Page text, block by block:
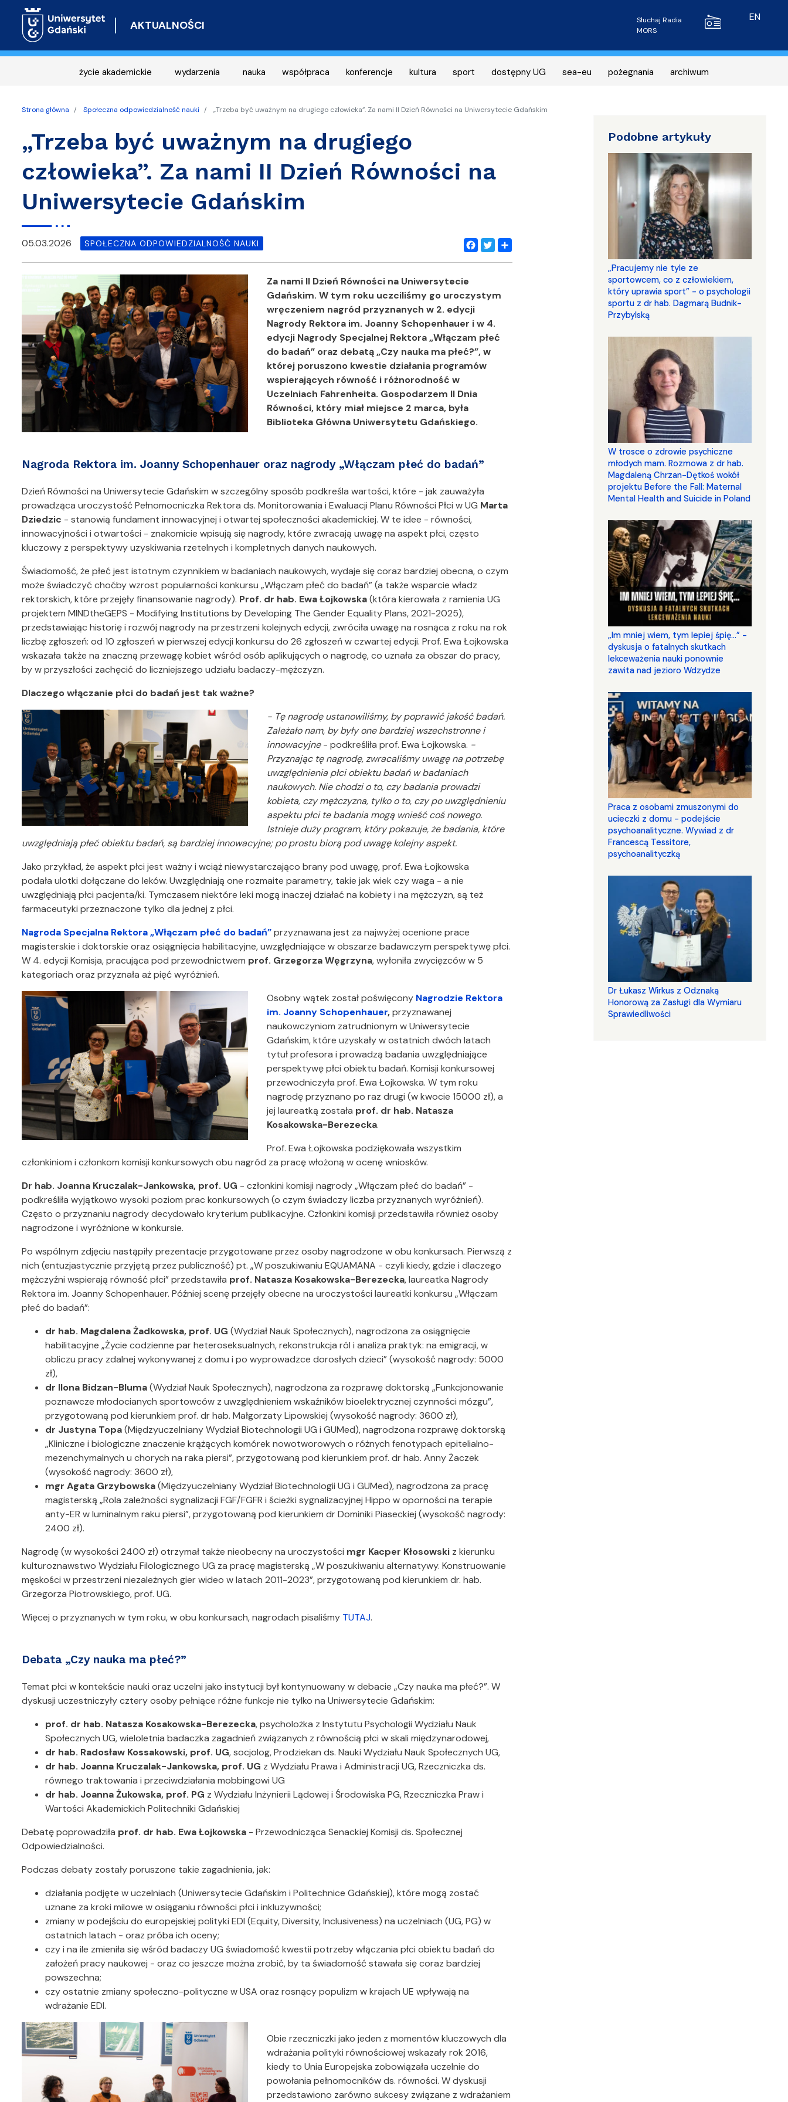
AKTUALNOŚCI Radio MORS
Słuchaj Radia
MORS
EN
życie akademickie wydarzenia nauka współpraca konferencje kultura sport dostępny UG sea-eu pożegnania archiwum
Strona główna Społeczna odpowiedzialność nauki „Trzeba być uważnym na drugiego człowieka”. Za nami II Dzień Równości na Uniwersytecie Gdańskim
„Trzeba być uważnym na drugiego
człowieka”. Za nami II Dzień Równości na
Uniwersytecie Gdańskim
Facebook
Twitter
Share
05.03.2026 SPOŁECZNA ODPOWIEDZIALNOŚĆ NAUKI
Za nami II Dzień Równości na Uniwersytecie
Gdańskim. W tym roku uczciliśmy go uroczystym
wręczeniem nagród przyznanych w 2. edycji
Nagrody Rektora im. Joanny Schopenhauer i w 4.
edycji Nagrody Specjalnej Rektora „Włączam płeć
do badań” oraz debatą „Czy nauka ma płeć?”, w
której poruszono kwestie działania programów
wspierających równość i różnorodność w
Uczelniach Fahrenheita. Gospodarzem II Dnia
Równości, który miał miejsce 2 marca, była
Biblioteka Główna Uniwersytetu Gdańskiego.
Nagroda Rektora im. Joanny Schopenhauer oraz nagrody „Włączam płeć do badań”
Dzień Równości na Uniwersytecie Gdańskim w szczególny sposób podkreśla wartości, które - jak zauważyła
prowadząca uroczystość Pełnomocniczka Rektora ds. Monitorowania i Ewaluacji Planu Równości Płci w UG Marta
Dziedzic - stanowią fundament innowacyjnej i otwartej społeczności akademickiej. W te idee - równości,
innowacyjności i otwartości - znakomicie wpisują się nagrody, które zwracają uwagę na aspekt płci, często
kluczowy z perspektywy uzyskiwania rzetelnych i kompletnych danych naukowych.
Świadomość, że płeć jest istotnym czynnikiem w badaniach naukowych, wydaje się coraz bardziej obecna, o czym
może świadczyć choćby wzrost popularności konkursu „Włączam płeć do badań” (a także wsparcie władz
rektorskich, które przejęły finansowanie nagrody). Prof. dr hab. Ewa Łojkowska(która kierowała z ramienia UG
projektem MINDtheGEPS - Modifying Institutions by Developing The Gender Equality Plans, 2021-2025),
przedstawiając historię i rozwój nagrody na przestrzeni kolejnych edycji, zwróciła uwagę na rosnąca z roku na rok
liczbę zgłoszeń: od 10 zgłoszeń w pierwszej edycji konkursu do 26 zgłoszeń w czwartej edycji. Prof. Ewa Łojkowska
wskazała także na znaczną przewagę kobiet wśród osób aplikujących o nagrodę, co uznała za obszar do pracy,
by w przyszłości zachęcić do liczniejszego udziału badaczy-mężczyzn.
Dlaczego włączanie płci do badań jest tak ważne?
- Tę nagrodę ustanowiliśmy, by poprawić jakość badań.
Zależało nam, by były one bardziej wszechstronne i
innowacyjne- podkreśliła prof. Ewa Łojkowska. -
Przyznając tę nagrodę, zwracaliśmy uwagę na potrzebę
uwzględnienia płci obiektu badań w badaniach
naukowych. Nie chodzi o to, czy badania prowadzi
kobieta, czy mężczyzna, tylko o to, czy po uwzględnieniu
aspektu płci te badania mogą wnieść coś nowego.
Istnieje duży program, który pokazuje, że badania, które
uwzględniają płeć obiektu badań, są bardziej innowacyjne; po prostu biorą pod uwagę kolejny aspekt.
Jako przykład, że aspekt płci jest ważny i wciąż niewystarczająco brany pod uwagę, prof. Ewa Łojkowska
podała ulotki dołączane do leków. Uwzględniają one rozmaite parametry, takie jak wiek czy waga - a nie
uwzględniają płci pacjenta/ki. Tymczasem niektóre leki mogą inaczej działać na kobiety i na mężczyzn, są też
farmaceutyki przeznaczone tylko dla jednej z płci.
Nagroda Specjalna Rektora „Włączam płeć do badań”przyznawana jest za najwyżej ocenione prace
magisterskie i doktorskie oraz osiągnięcia habilitacyjne, uwzględniające w obszarze badawczym perspektywę płci.
W 4. edycji Komisja, pracująca pod przewodnictwem prof. Grzegorza Węgrzyna, wyłoniła zwycięzców w 5
kategoriach oraz przyznała aż pięć wyróżnień.
Osobny wątek został poświęcony Nagrodzie Rektora
im. Joanny Schopenhauer,przyznawanej
naukowczyniom zatrudnionym w Uniwersytecie
Gdańskim, które uzyskały w ostatnich dwóch latach
tytuł profesora i prowadzą badania uwzględniające
perspektywę płci obiektu badań. Komisji konkursowej
przewodniczyła prof. Ewa Łojkowska. W tym roku
nagrodę przyznano po raz drugi (w kwocie 15000 zł), a
jej laureatką została prof. dr hab. Natasza
Kosakowska-Berezecka.
Prof. Ewa Łojkowska podziękowała wszystkim
członkiniom i członkom komisji konkursowych obu nagród za pracę włożoną w ocenę wniosków.
Dr hab. Joanna Kruczalak-Jankowska, prof. UG - członkini komisji nagrody „Włączam płeć do badań” -
podkreśliła wyjątkowo wysoki poziom prac konkursowych (o czym świadczy liczba przyznanych wyróżnień).
Często o przyznaniu nagrody decydowało kryterium publikacyjne. Członkini komisji przedstawiła również osoby
nagrodzone i wyróżnione w konkursie.
Po wspólnym zdjęciu nastąpiły prezentacje przygotowane przez osoby nagrodzone w obu konkursach. Pierwszą z
nich (entuzjastycznie przyjętą przez publiczność) pt. „W poszukiwaniu EQUAMANA - czyli kiedy, gdzie i dlaczego
mężczyźni wspierają równość płci” przedstawiła prof. Natasza Kosakowska-Berezecka, laureatka Nagrody
Rektora im. Joanny Schopenhauer. Później scenę przejęły obecne na uroczystości laureatki konkursu „Włączam
płeć do badań”:
dr hab. Magdalena Żadkowska, prof. UG (Wydział Nauk Społecznych), nagrodzona za osiągnięcie
habilitacyjne „Życie codzienne par heteroseksualnych, rekonstrukcja ról i analiza praktyk: na emigracji, w
obliczu pracy zdalnej wykonywanej z domu i po wyprowadzce dorosłych dzieci” (wysokość nagrody: 5000
zł),
dr Ilona Bidzan-Bluma(Wydział Nauk Społecznych), nagrodzona za rozprawę doktorską „Funkcjonowanie
poznawcze młodocianych sportowców z uwzględnieniem wskaźników bioelektrycznej czynności mózgu”,
przygotowaną pod kierunkiem prof. dr hab. Małgorzaty Lipowskiej (wysokość nagrody: 3600 zł),
dr Justyna Topa(Międzyuczelniany Wydział Biotechnologii UG i GUMed), nagrodzona rozprawę doktorską
„Kliniczne i biologiczne znaczenie krążących komórek nowotworowych o różnych fenotypach epitelialno-
mezenchymalnych u chorych na raka piersi”, przygotowaną pod kierunkiem prof. dr hab. Anny Żaczek
(wysokość nagrody: 3600 zł),
mgr Agata Grzybowska(Międzyuczelniany Wydział Biotechnologii UG i GUMed), nagrodzona za pracę
magisterską „Rola zależności sygnalizacji FGF/FGFR i ścieżki sygnalizacyjnej Hippo w oporności na terapie
anty-ER w luminalnym raku piersi”, przygotowaną pod kierunkiem dr Dominiki Piaseckiej (wysokość nagrody:
2400 zł).
Nagrodę (w wysokości 2400 zł) otrzymał także nieobecny na uroczystości mgr Kacper Kłosowski z kierunku
kulturoznawstwo Wydziału Filologicznego UG za pracę magisterską „W poszukiwaniu alternatywy. Konstruowanie
męskości w przestrzeni niezależnych gier wideo w latach 2011-2023”, przygotowaną pod kierunkiem dr. hab.
Grzegorza Piotrowskiego, prof. UG.
Więcej o przyznanych w tym roku, w obu konkursach, nagrodach pisaliśmy TUTAJ.
Debata „Czy nauka ma płeć?”
Temat płci w kontekście nauki oraz uczelni jako instytucji był kontynuowany w debacie „Czy nauka ma płeć?”. W
dyskusji uczestniczyły cztery osoby pełniące różne funkcje nie tylko na Uniwersytecie Gdańskim:
prof. dr hab. Natasza Kosakowska-Berezecka, psycholożka z Instytutu Psychologii Wydziału Nauk
Społecznych UG, wieloletnia badaczka zagadnień związanych z równością płci w skali międzynarodowej,
dr hab. Radosław Kossakowski, prof. UG, socjolog, Prodziekan ds. Nauki Wydziału Nauk Społecznych UG,
dr hab. Joanna Kruczalak-Jankowska, prof. UG z Wydziału Prawa i Administracji UG, Rzeczniczka ds.
równego traktowania i przeciwdziałania mobbingowi UG
dr hab. Joanna Żukowska, prof. PG z Wydziału Inżynierii Lądowej i Środowiska PG, Rzeczniczka Praw i
Wartości Akademickich Politechniki Gdańskiej
Debatę poprowadziła prof. dr hab. Ewa Łojkowska - Przewodnicząca Senackiej Komisji ds. Społecznej
Odpowiedzialności.
Podczas debaty zostały poruszone takie zagadnienia, jak:
działania podjęte w uczelniach (Uniwersytecie Gdańskim i Politechnice Gdańskiej), które mogą zostać
uznane za kroki milowe w osiąganiu równości płci i inkluzywności;
zmiany w podejściu do europejskiej polityki EDI (Equity, Diversity, Inclusiveness) na uczelniach (UG, PG) w
ostatnich latach - oraz próba ich oceny;
czy i na ile zmieniła się wśród badaczy UG świadomość kwestii potrzeby włączania płci obiektu badań do
założeń pracy naukowej - oraz co jeszcze można zrobić, by ta świadomość stawała się coraz bardziej
powszechna;
czy ostatnie zmiany społeczno-polityczne w USA oraz rosnący populizm w krajach UE wpływają na
wdrażanie EDI.
Obie rzeczniczki jako jeden z momentów kluczowych dla
wdrażania polityki równościowej wskazały rok 2016,
kiedy to Unia Europejska zobowiązała uczelnie do
powołania pełnomocników ds. równości. W dyskusji
przedstawiono zarówno sukcesy związane z wdrażaniem
Podobne artykuły
„Pracujemy nie tyle ze
sportowcem, co z człowiekiem,
który uprawia sport” - o psychologii
sportu z dr hab. Dagmarą Budnik-
Przybylską
W trosce o zdrowie psychiczne
młodych mam. Rozmowa z dr hab.
Magdaleną Chrzan-Dętkoś wokół
projektu Before the Fall: Maternal
Mental Health and Suicide in Poland
„Im mniej wiem, tym lepiej śpię...” -
dyskusja o fatalnych skutkach
lekceważenia nauki ponownie
zawita nad jezioro Wdzydze
Praca z osobami zmuszonymi do
ucieczki z domu - podejście
psychoanalityczne. Wywiad z dr
Francescą Tessitore,
psychoanalityczką
Dr Łukasz Wirkus z Odznaką
Honorową za Zasługi dla Wymiaru
Sprawiedliwości